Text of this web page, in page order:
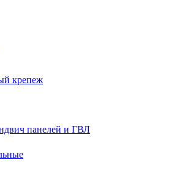
крепеж
панелей и ГВЛ